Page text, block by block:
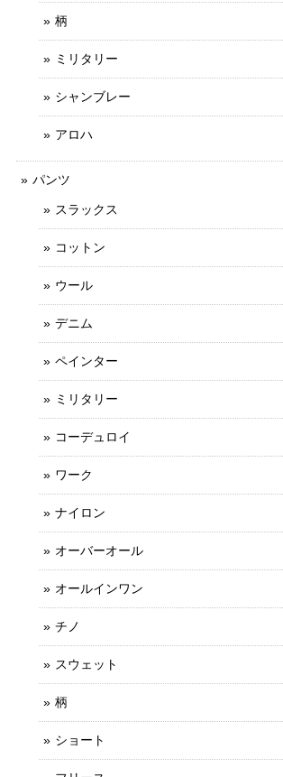
柄
ミリタリー
シャンブレー
アロハ
パンツ
スラックス
コットン
ウール
デニム
ペインター
ミリタリー
コーデュロイ
ワーク
ナイロン
オーバーオール
オールインワン
チノ
スウェット
柄
ショート